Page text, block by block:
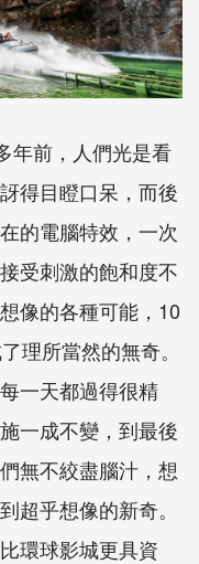
年前，人們光是看
得目瞪口呆，而後
的電腦特效，一次
受刺激的飽和度不
像的各種可能，10
理所當然的無奇。
一天都過得很精
一成不變，到最後
無不絞盡腦汁，想
超乎想像的新奇。
環球影城更具資